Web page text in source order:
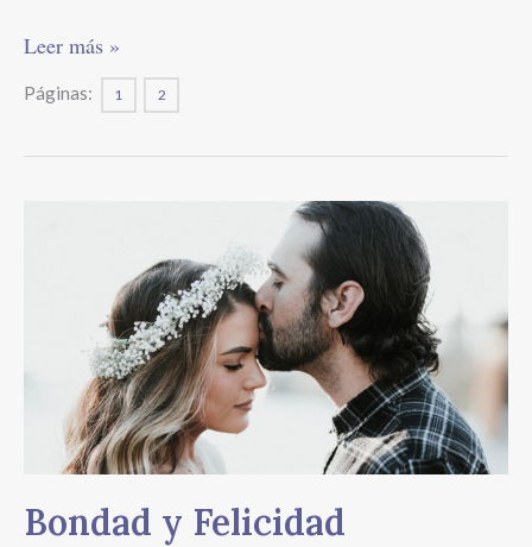
Leer más »
Páginas: 1 2
Bondad y Felicidad